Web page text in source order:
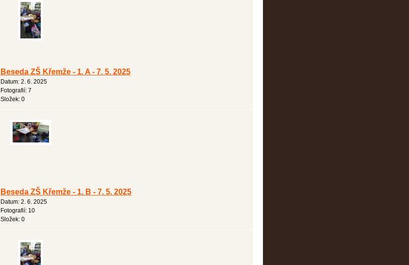
Beseda ZŠ Křemže - 1. A - 7. 5. 2025
Datum: 2. 6. 2025
Fotografií: 7
Složek: 0
Beseda ZŠ Křemže - 1. B - 7. 5. 2025
Datum: 2. 6. 2025
Fotografií: 10
Složek: 0